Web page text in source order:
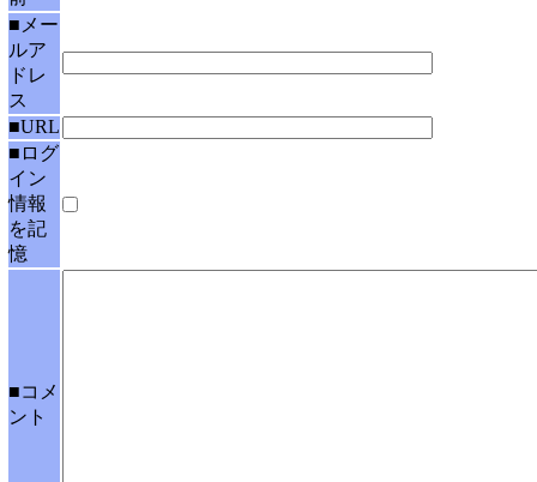
■メー
ルア
ドレ
ス
■URL
■ログ
イン
情報
を記
憶
■コメ
ント